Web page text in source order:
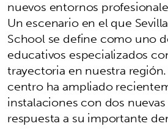
nuevos entornos
Un escenario en el que
School se define como uno
educativos especializados
trayectoria en nuestra
centro ha ampliado
instalaciones con dos
respuesta a su importante